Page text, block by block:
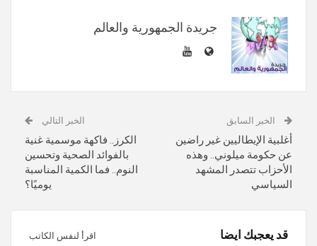
جريدة الجمهورية والعالم
الخبر السابق
أغلبية الإيطاليين غير راضين
عن حكومة ميلوني.. وهذه
الأحزاب تتصدر المشهد
السياسي
الخبر التالي
الكرز.. فاكهة موسمية غنية
بالفوائد الصحية وتحسين
النوم.. فما الكمية المناسبة
يوميًا؟
قد يعجبك ايضا اقرأ لنفس الكاتب